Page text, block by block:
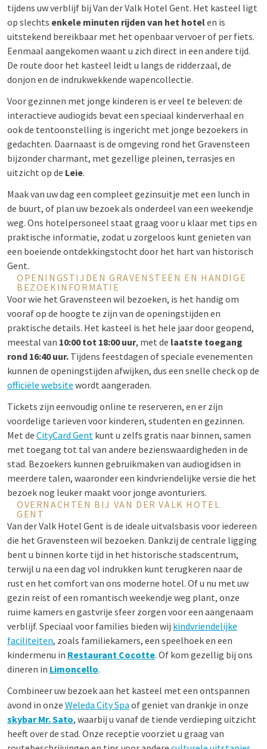
tijdens uw verblijf bij Van der Valk Hotel Gent. Het kasteel ligt
op slechts enkele minuten rijden van het hotelen is
uitstekend bereikbaar met het openbaar vervoer of per fiets.
Eenmaal aangekomen waant u zich direct in een andere tijd.
De route door het kasteel leidt u langs de ridderzaal, de
donjon en de indrukwekkende wapencollectie.
Voor gezinnen met jonge kinderen is er veel te beleven: de
interactieve audiogids bevat een speciaal kinderverhaal en
ook de tentoonstelling is ingericht met jonge bezoekers in
gedachten. Daarnaast is de omgeving rond het Gravensteen
bijzonder charmant, met gezellige pleinen, terrasjes en
uitzicht op de Leie.
Maak van uw dag een compleet gezinsuitje met een lunch in
de buurt, of plan uw bezoek als onderdeel van een weekendje
weg. Ons hotelpersoneel staat graag voor u klaar met tips en
praktische informatie, zodat u zorgeloos kunt genieten van
een boeiende ontdekkingstocht door het hart van historisch
Gent.
OPENINGSTIJDEN GRAVENSTEEN EN HANDIGE
BEZOEKINFORMATIE
Voor wie het Gravensteen wil bezoeken, is het handig om
vooraf op de hoogte te zijn van de openingstijden en
praktische details. Het kasteel is het hele jaar door geopend,
meestal van 10:00 tot 18:00 uur, met de laatste toegang
rond 16:40 uur. Tijdens feestdagen of speciale evenementen
kunnen de openingstijden afwijken, dus een snelle check op de
officiële website wordt aangeraden.
Tickets zijn eenvoudig online te reserveren, en er zijn
voordelige tarieven voor kinderen, studenten en gezinnen.
Met de CityCard Gent kunt u zelfs gratis naar binnen, samen
met toegang tot tal van andere bezienswaardigheden in de
stad. Bezoekers kunnen gebruikmaken van audiogidsen in
meerdere talen, waaronder een kindvriendelijke versie die het
bezoek nog leuker maakt voor jonge avonturiers.
OVERNACHTEN BIJ VAN DER VALK HOTEL
GENT
Van der Valk Hotel Gent is de ideale uitvalsbasis voor iedereen
die het Gravensteen wil bezoeken. Dankzij de centrale ligging
bent u binnen korte tijd in het historische stadscentrum,
terwijl u na een dag vol indrukken kunt terugkeren naar de
rust en het comfort van ons moderne hotel. Of u nu met uw
gezin reist of een romantisch weekendje weg plant, onze
ruime kamers en gastvrije sfeer zorgen voor een aangenaam
verblijf. Speciaal voor families bieden wij kindvriendelijke
faciliteiten, zoals familiekamers, een speelhoek en een
kindermenu in Restaurant Cocotte. Of kom gezellig bij ons
dineren in Limoncello.
Combineer uw bezoek aan het kasteel met een ontspannen
avond in onze Weleda City Spa of geniet van drankje in onze
skybar Mr. Sato, waarbij u vanaf de tiende verdieping uitzicht
heeft over de stad. Onze receptie voorziet u graag van